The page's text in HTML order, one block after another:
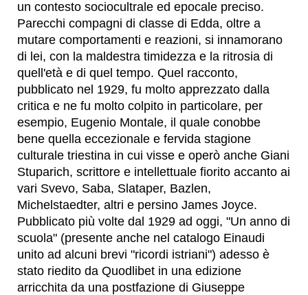
un contesto sociocultrale ed epocale preciso.
Parecchi compagni di classe di Edda, oltre a
mutare comportamenti e reazioni, si innamorano
di lei, con la maldestra timidezza e la ritrosia di
quell'età e di quel tempo. Quel racconto,
pubblicato nel 1929, fu molto apprezzato dalla
critica e ne fu molto colpito in particolare, per
esempio, Eugenio Montale, il quale conobbe
bene quella eccezionale e fervida stagione
culturale triestina in cui visse e operò anche Giani
Stuparich, scrittore e intellettuale fiorito accanto ai
vari Svevo, Saba, Slataper, Bazlen,
Michelstaedter, altri e persino James Joyce.
Pubblicato più volte dal 1929 ad oggi, "Un anno di
scuola" (presente anche nel catalogo Einaudi
unito ad alcuni brevi "ricordi istriani") adesso è
stato riedito da Quodlibet in una edizione
arricchita da una postfazione di Giuseppe